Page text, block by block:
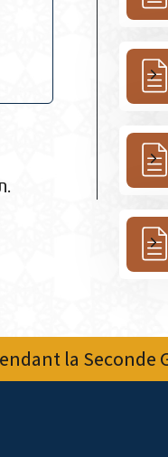
תוניס ז'ורנל 12/12/1942בגיליון זה מופיעה הודעה בדבר החרמת מקלטי רדיו ביום שבת 12 בדצמבר 1942.
la Seconde